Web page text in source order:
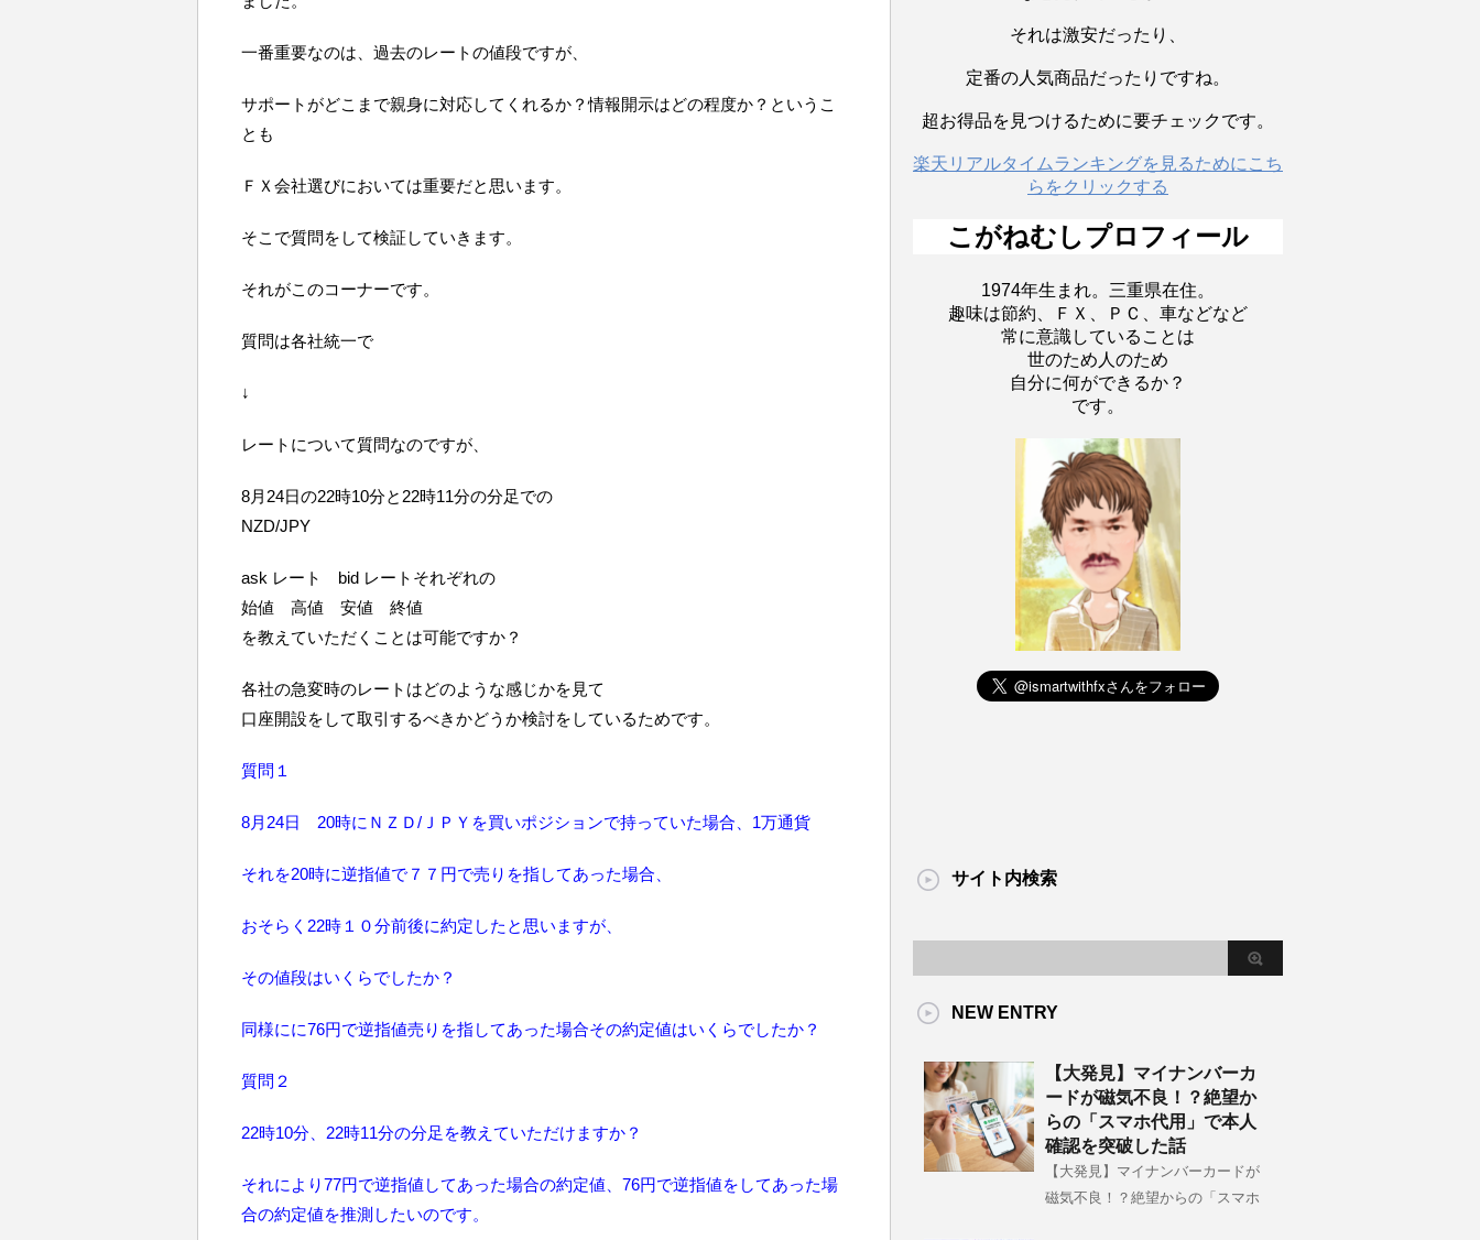
一番重要なのは、過去のレートの値段ですが、
サポートがどこまで親身に対応してくれるか？情報開示はどの程度か？というこ
とも
ＦＸ会社選びにおいては重要だと思います。
そこで質問をして検証していきます。
それがこのコーナーです。
質問は各社統一で
↓
レートについて質問なのですが、
8月24日の22時10分と22時11分の分足での
NZD/JPY
ask レート bid レートそれぞれの
始値 高値 安値 終値
を教えていただくことは可能ですか？
各社の急変時のレートはどのような感じかを見て
口座開設をして取引するべきかどうか検討をしているためです。
質問１
8月24日 20時にＮＺＤ/ＪＰＹを買いポジションで持っていた場合、1万通貨
それを20時に逆指値で７７円で売りを指してあった場合、
おそらく22時１０分前後に約定したと思いますが、
その値段はいくらでしたか？
同様にに76円で逆指値売りを指してあった場合その約定値はいくらでしたか？
質問２
22時10分、22時11分の分足を教えていただけますか？
それにより77円で逆指値してあった場合の約定値、76円で逆指値をしてあった場
合の約定値を推測したいのです。
それは激安だったり、
定番の人気商品だったりですね。
超お得品を見つけるために要チェックです。
楽天リアルタイムランキングを見るためにこち
らをクリックする
こがねむしプロフィール
1974年生まれ。三重県在住。
趣味は節約、ＦＸ、ＰＣ、車などなど
常に意識していることは
世のため人のため
自分に何ができるか？
です。
サイト内検索
NEW ENTRY
【大発見】マイナンバーカ
ードが磁気不良！？絶望か
らの「スマホ代用」で本人
確認を突破した話
【大発見】マイナンバーカードが
磁気不良！？絶望からの「スマホ